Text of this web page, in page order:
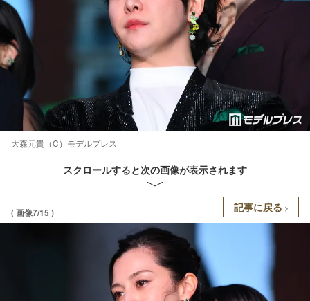
大森元貴（C）モデルプレス
スクロールすると次の画像が表示されます
( 画像7/15 ) 記事に戻る